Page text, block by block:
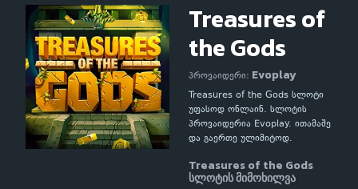
Treasures of
the Gods
პროვაიდერი: Evoplay
Treasures of the Gods სლოტი
უფასოდ ონლაინ. სლოტის
პროვაიდერია Evoplay. ითამაშე
და გაერთე ულიმიტოდ.
Treasures of the Gods
სლოტის მიმოხილვა